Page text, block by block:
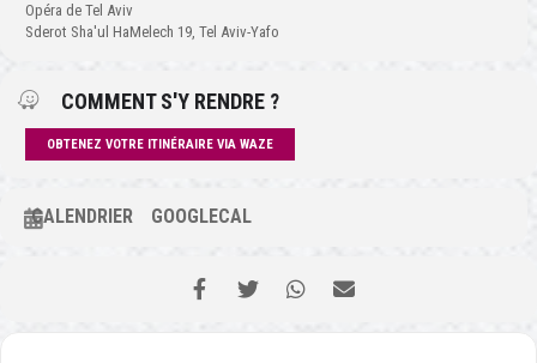
Opéra de Tel Aviv
Sderot Sha'ul HaMelech 19, Tel Aviv-Yafo
COMMENT S'Y RENDRE ?
OBTENEZ VOTRE ITINÉRAIRE VIA WAZE
CALENDRIER GOOGLECAL